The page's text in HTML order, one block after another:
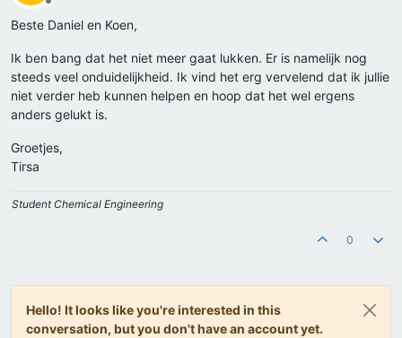
Offline
Beste Daniel en Koen,
Ik ben bang dat het niet meer gaat lukken. Er is namelijk nog
steeds veel onduidelijkheid. Ik vind het erg vervelend dat ik jullie
niet verder heb kunnen helpen en hoop dat het wel ergens
anders gelukt is.
Groetjes,
Tirsa
Student Chemical Engineering
0
Hello! It looks like you're interested in this
conversation, but you don't have an account yet.